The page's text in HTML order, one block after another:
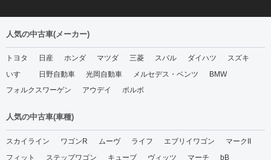
人気の中古車(メーカー)
トヨタ 日産 ホンダ マツダ 三菱 スバル ダイハツ
スズキ
いすゞ
日野自動車 光岡自動車 メルセデス・ベンツ
BMW
フォルクスワーゲン
アウデイ ボルボ
人気の中古車(車種)
スカイライン ワゴンR ムーヴ ライフ エブリイワゴン
マークII
フィット
ステップワゴン キューブ ヴィッツ マーチ
bB